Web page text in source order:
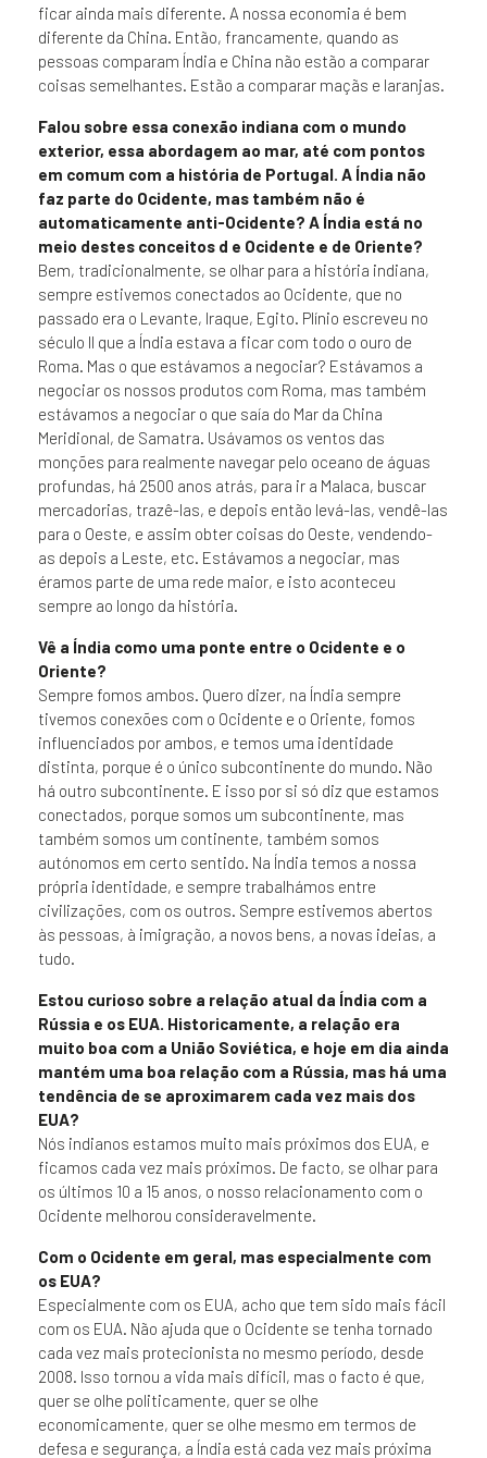
ficar ainda mais diferente. A nossa economia é bem
diferente da China. Então, francamente, quando as
pessoas comparam Índia e China não estão a comparar
coisas semelhantes. Estão a comparar maçãs e laranjas.
Falou sobre essa conexão indiana com o mundo
exterior, essa abordagem ao mar, até com pontos
em comum com a história de Portugal. A Índia não
faz parte do Ocidente, mas também não é
automaticamente anti-Ocidente? A Índia está no
meio destes conceitos d e Ocidente e de Oriente?
Bem, tradicionalmente, se olhar para a história indiana,
sempre estivemos conectados ao Ocidente, que no
passado era o Levante, Iraque, Egito. Plínio escreveu no
século II que a Índia estava a ficar com todo o ouro de
Roma. Mas o que estávamos a negociar? Estávamos a
negociar os nossos produtos com Roma, mas também
estávamos a negociar o que saía do Mar da China
Meridional, de Samatra. Usávamos os ventos das
monções para realmente navegar pelo oceano de águas
profundas, há 2500 anos atrás, para ir a Malaca, buscar
mercadorias, trazê-las, e depois então levá-las, vendê-las
para o Oeste, e assim obter coisas do Oeste, vendendo-
as depois a Leste, etc. Estávamos a negociar, mas
éramos parte de uma rede maior, e isto aconteceu
sempre ao longo da história.
Vê a Índia como uma ponte entre o Ocidente e o
Oriente?
Sempre fomos ambos. Quero dizer, na Índia sempre
tivemos conexões com o Ocidente e o Oriente, fomos
influenciados por ambos, e temos uma identidade
distinta, porque é o único subcontinente do mundo. Não
há outro subcontinente. E isso por si só diz que estamos
conectados, porque somos um subcontinente, mas
também somos um continente, também somos
autónomos em certo sentido. Na Índia temos a nossa
própria identidade, e sempre trabalhámos entre
civilizações, com os outros. Sempre estivemos abertos
às pessoas, à imigração, a novos bens, a novas ideias, a
tudo.
Estou curioso sobre a relação atual da Índia com a
Rússia e os EUA. Historicamente, a relação era
muito boa com a União Soviética, e hoje em dia ainda
mantém uma boa relação com a Rússia, mas há uma
tendência de se aproximarem cada vez mais dos
EUA?
Nós indianos estamos muito mais próximos dos EUA, e
ficamos cada vez mais próximos. De facto, se olhar para
os últimos 10 a 15 anos, o nosso relacionamento com o
Ocidente melhorou consideravelmente.
Com o Ocidente em geral, mas especialmente com
os EUA?
Especialmente com os EUA, acho que tem sido mais fácil
com os EUA. Não ajuda que o Ocidente se tenha tornado
cada vez mais protecionista no mesmo período, desde
2008. Isso tornou a vida mais difícil, mas o facto é que,
quer se olhe politicamente, quer se olhe
economicamente, quer se olhe mesmo em termos de
defesa e segurança, a Índia está cada vez mais próxima